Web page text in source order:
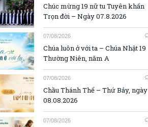
Chúc mừng 19 nữ tu Tuyên khấn
Trọn đời – Ngày 07.8.2026
07/08/2026
Chúa luôn ở với ta – Chúa Nhật 19
Thường Niên, năm A
07/08/2026
Chầu Thánh Thể – Thứ Bảy, ngày
08.08.2026
07/08/2026